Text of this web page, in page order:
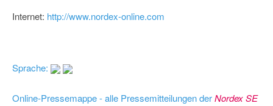
Internet: http://www.nordex-online.com
Sprache:
Online-Pressemappe - alle Pressemitteilungen derNordex SE